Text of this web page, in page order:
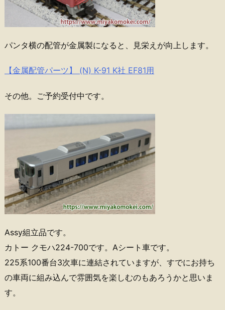
パンタ横の配管が金属製になると、見栄えが向上します。
【金属配管パーツ】 (N) K-91 K社 EF81用
その他。ご予約受付中です。
Assy組立品です。
カトー クモハ224-700です。Aシート車です。
225系100番台3次車に連結されていますが、すでにお持ち
の車両に組み込んで雰囲気を楽しむのもあろうかと思いま
す。